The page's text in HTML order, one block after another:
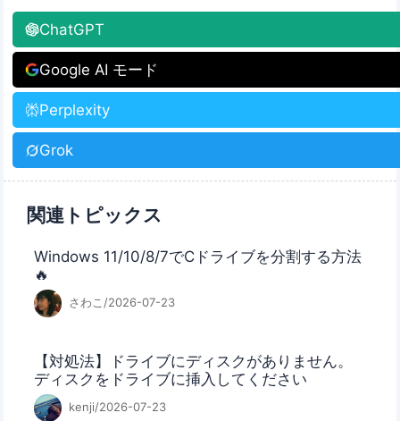
ChatGPT
Google AI モード
Perplexity
Grok
関連トピックス
Windows 11/10/8/7でCドライブを分割する方法
🔥
さわこ/2026-07-23
【対処法】ドライブにディスクがありません。
ディスクをドライブに挿入してください
kenji/2026-07-23